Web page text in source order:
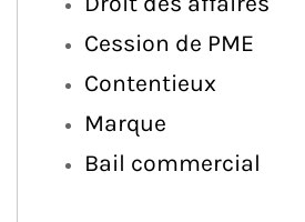
Cession de PME
Contentieux
Marque
Bail commercial